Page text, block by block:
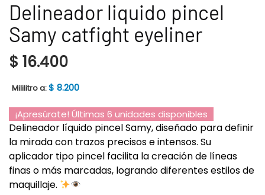
Delineador liquido pincel
Samy catfight eyeliner
$ 16.400
Mililitro a:$ 8.200
¡Apresúrate! Últimas 6 unidades disponibles
Delineador líquido pincel Samy, diseñado para definir
la mirada con trazos precisos e intensos. Su
aplicador tipo pincel facilita la creación de líneas
finas o más marcadas, logrando diferentes estilos de
maquillaje.